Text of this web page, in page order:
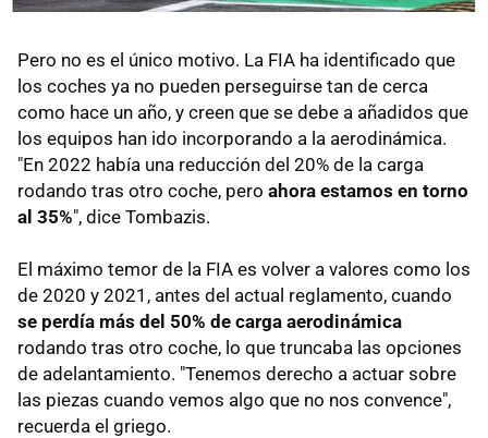
Pero no es el único motivo. La FIA ha identificado que
los coches ya no pueden perseguirse tan de cerca
como hace un año, y creen que se debe a añadidos que
los equipos han ido incorporando a la aerodinámica.
"En 2022 había una reducción del 20% de la carga
rodando tras otro coche, pero ahora estamos en torno
al 35%", dice Tombazis.
El máximo temor de la FIA es volver a valores como los
de 2020 y 2021, antes del actual reglamento, cuando
se perdía más del 50% de carga aerodinámica
rodando tras otro coche, lo que truncaba las opciones
de adelantamiento. "Tenemos derecho a actuar sobre
las piezas cuando vemos algo que no nos convence",
recuerda el griego.